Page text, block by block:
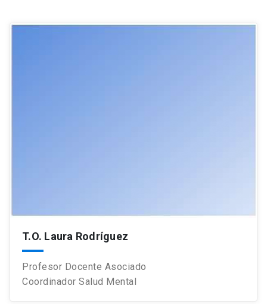
T.O. Laura Rodríguez
Profesor Docente Asociado
Coordinador Salud Mental